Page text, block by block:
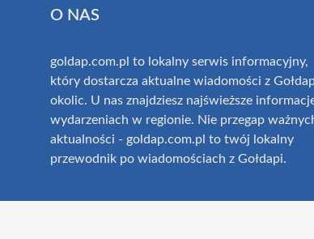
O NAS
goldap.com.pl to lokalny serwis informacyjny,
który dostarcza aktualne wiadomości z
okolic. U nas znajdziesz najświeższe
wydarzeniach w regionie. Nie przegap
aktualności - goldap.com.pl to twój lokalny
przewodnik po wiadomościach z Gołdapi.